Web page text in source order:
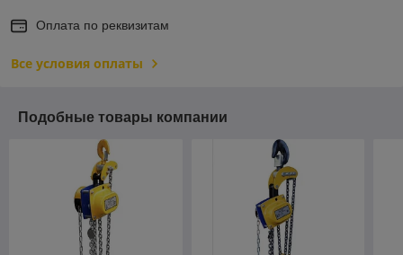
Оплата по реквизитам
Все условия оплаты
Подобные товары компании